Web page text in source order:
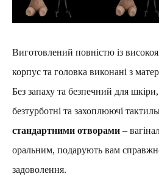
Виготовлений повністю із
корпус та головка виконані з
Без запаху та безпечний для шкіри,
безтурботні та захоплюючі
стандартними отворами –
оральним, подарують вам
задоволення.